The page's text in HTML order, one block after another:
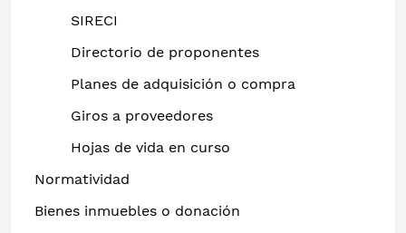
SIRECI
Directorio de proponentes
Planes de adquisición o compra
Giros a proveedores
Hojas de vida en curso
Normatividad
Bienes inmuebles o donación